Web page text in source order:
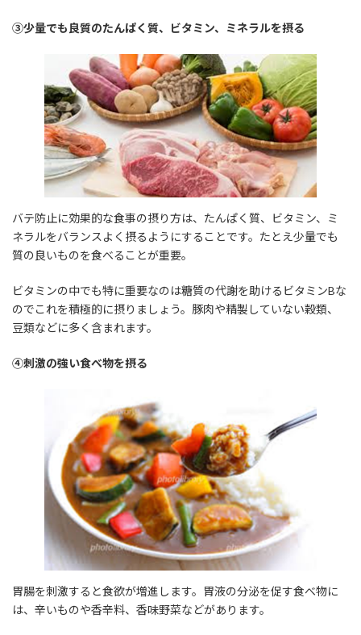
③少量でも良質のたんぱく質、ビタミン、ミネラルを摂る
バテ防止に効果的な食事の摂り方は、たんぱく質、ビタミン、ミ
ネラルをバランスよく摂るようにすることです。たとえ少量でも
質の良いものを食べることが重要。
ビタミンの中でも特に重要なのは糖質の代謝を助けるビタミンBな
のでこれを積極的に摂りましょう。豚肉や精製していない穀類、
豆類などに多く含まれます。
④刺激の強い食べ物を摂る
胃腸を刺激すると食欲が増進します。胃液の分泌を促す食べ物に
は、辛いものや香辛料、香味野菜などがあります。